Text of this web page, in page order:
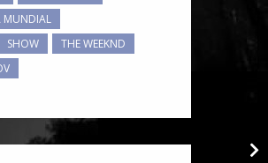
MUNDIAL
SHOW
THE WEEKND